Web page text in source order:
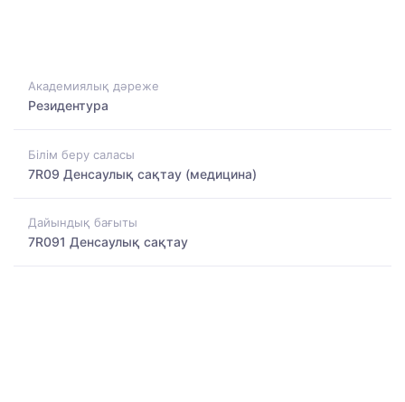
Академиялық дәреже
Резидентура
Білім беру саласы
7R09 Денсаулық сақтау (медицина)
Дайындық бағыты
7R091 Денсаулық сақтау